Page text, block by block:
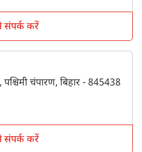
संपर्क करें
चंपारण, बिहार - 845438
संपर्क करें